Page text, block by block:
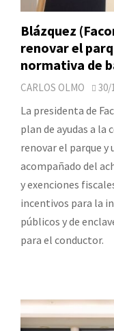
Blázquez
renovar el
normativa de
CARLOS OLMO 30/
La presidenta de
plan de ayudas a la
renovar el parque y
acompañado del
y exenciones
incentivos para la
públicos y de
para el conductor.